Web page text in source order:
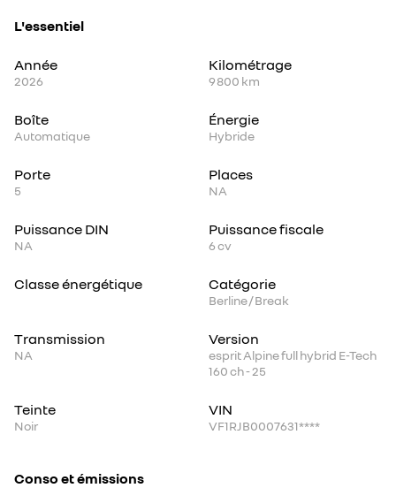
L'essentiel
Année
2026
Kilométrage
9 800 km
Boîte
Automatique
Énergie
Hybride
Porte
5
Places
NA
Puissance DIN
NA
Puissance fiscale
6cv
Classe énergétique Catégorie
Berline / Break
Transmission
NA
Version
esprit Alpine full hybrid E-Tech
160 ch - 25
Teinte
Noir
VIN
VF1RJB0007631****
Conso et émissions